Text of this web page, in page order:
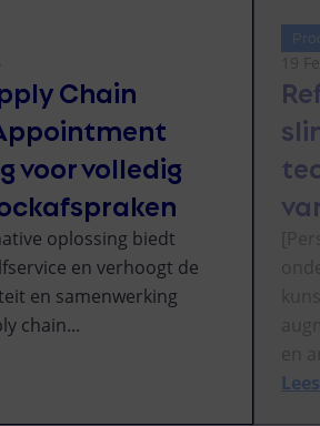
Chain
voor volledig
oplossing biedt
en verhoogt de
en samenwerking
chain...